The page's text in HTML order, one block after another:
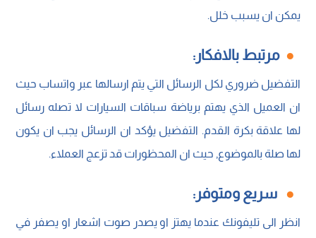
يمكن ان يسبب خلل.
مرتبط بالافكار:
التفضيل ضروري لكل الرسائل التي يتم ارسالها عبر واتساب حيث
ان العميل الذي يهتم برياضة سباقات السيارات لا تصله رسائل
لها علاقة بكرة القدم. التفضيل يؤكد ان الرسائل يجب ان يكون
لها صلة بالموضوع, حيث ان المحظورات قد تزعج العملاء.
سريع ومتوفر:
انظر الى تليفونك عندما يهتز او يصدر صوت اشعار او يصفر في